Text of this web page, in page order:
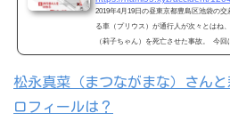
2019年4月19日の昼東京都豊島区池袋の
る車（プリウス）が通行人が次々とはね
（莉子ちゃん）を死亡させた事故。 今
像や経歴、息子や自宅facebookを調べて
亡事故報道 （画像引用元 https://
松永真菜（まつながまな）さん
ロフィールは？